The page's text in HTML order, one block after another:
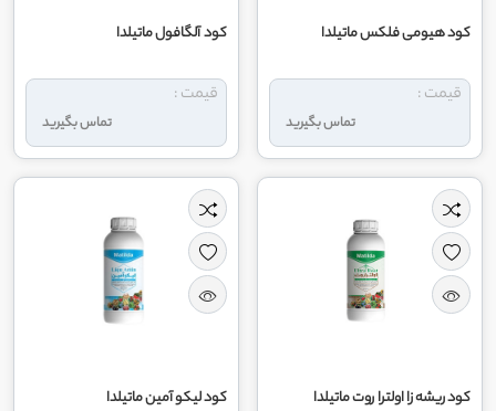
کود هیومی فلکس ماتیلدا
تماس بگیرید
قیمت :
کود آلگافول ماتیلدا
تماس بگیرید
قیمت :
کود ریشه زا اولترا روت ماتیلدا کود لیکو آمین ماتیلدا